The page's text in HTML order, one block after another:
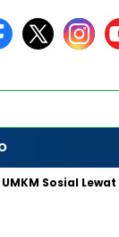
Lewat